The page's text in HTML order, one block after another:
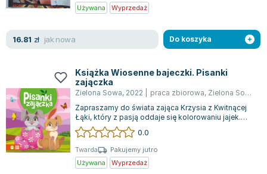
Używana
Wyprzedaż
16.81 zł jak nowa Do koszyka
Książka Wiosenne bajeczki. Pisanki
zajączka
Zielona Sowa, 2022 praca zbiorowa, Zielona Sowa
Zapraszamy do świata zająca Krzysia z Kwitnącej
Łąki, który z pasją oddaje się kolorowaniu jajek.
Czy inne zwierzęta są świadome z...
0.0
Twarda
Pakujemy jutro
Używana
Wyprzedaż